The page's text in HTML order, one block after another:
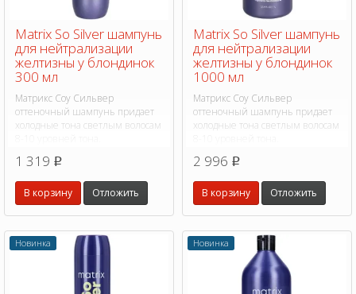
Matrix So Silver шампунь
для нейтрализации
желтизны у блондинок
300 мл
Матрикс Соу Сильвер
оттеночный шампунь придает
холодные тона светлым волосам
1 319 p
В корзину Отложить
Matrix So Silver шампунь
для нейтрализации
желтизны у блондинок
1000 мл
Матрикс Соу Сильвер
оттеночный шампунь придает
холодные тона светлым волосам
2 996 p
В корзину Отложить
Новинка Новинка